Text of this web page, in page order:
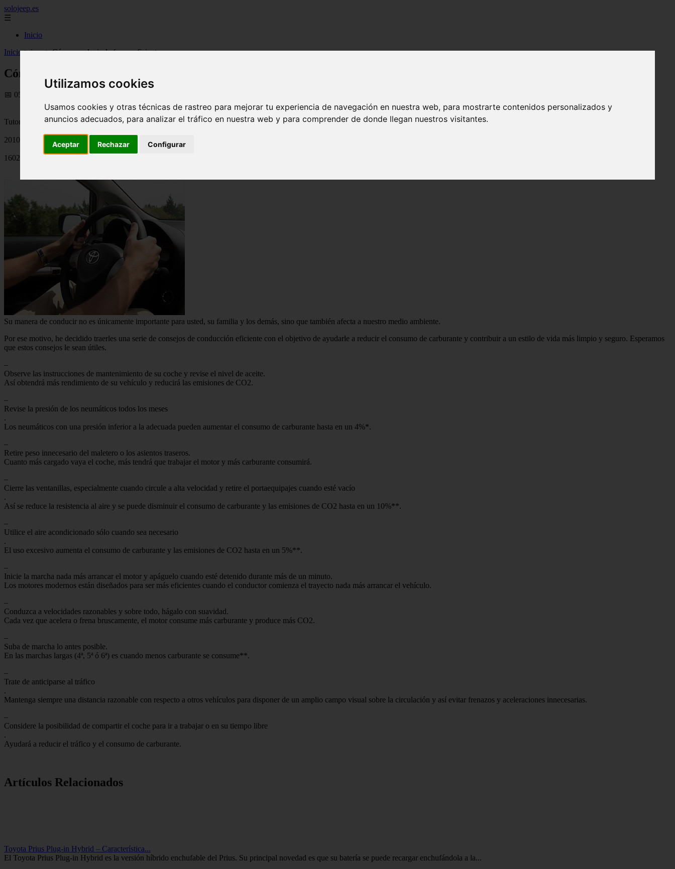
Utilizamos cookies
Usamos cookies y otras técnicas de rastreo para mejorar tu experiencia de navegación en nuestra web, para mostrarte contenidos personalizados y
anuncios adecuados, para analizar el tráfico en nuestra web y para comprender de donde llegan nuestros visitantes.
Aceptar Rechazar Configurar
solojeep.es
☰
Inicio
Inicio > jeep >Cómo conducir de forma eficiente
Cómo conducir de forma eficiente
📅 05/09/2025
Tutoriales para el Auto
2010-05-20
1602
Su manera de conducir no es únicamente importante para usted, su familia y los demás, sino que también afecta a nuestro medio ambiente.
Por ese motivo, he decidido traerles una serie de consejos de conducción eficiente con el objetivo de ayudarle a reducir el consumo de carburante y contribuir a un estilo de vida más limpio y seguro. Esperamos
que estos consejos le sean útiles.
–
Observe las instrucciones de mantenimiento de su coche y revise el nivel de aceite.
Así obtendrá más rendimiento de su vehículo y reducirá las emisiones de CO2.
–
Revise la presión de los neumáticos todos los meses
.
Los neumáticos con una presión inferior a la adecuada pueden aumentar el consumo de carburante hasta en un 4%*.
–
Retire peso innecesario del maletero o los asientos traseros.
Cuanto más cargado vaya el coche, más tendrá que trabajar el motor y más carburante consumirá.
–
Cierre las ventanillas, especialmente cuando circule a alta velocidad y retire el portaequipajes cuando esté vacío
.
Así se reduce la resistencia al aire y se puede disminuir el consumo de carburante y las emisiones de CO2 hasta en un 10%**.
–
Utilice el aire acondicionado sólo cuando sea necesario
.
El uso excesivo aumenta el consumo de carburante y las emisiones de CO2 hasta en un 5%**.
–
Inicie la marcha nada más arrancar el motor y apáguelo cuando esté detenido durante más de un minuto.
Los motores modernos están diseñados para ser más eficientes cuando el conductor comienza el trayecto nada más arrancar el vehículo.
–
Conduzca a velocidades razonables y sobre todo, hágalo con suavidad.
Cada vez que acelera o frena bruscamente, el motor consume más carburante y produce más CO2.
–
Suba de marcha lo antes posible.
En las marchas largas (4ª, 5ª ó 6ª) es cuando menos carburante se consume**.
–
Trate de anticiparse al tráfico
.
Mantenga siempre una distancia razonable con respecto a otros vehículos para disponer de un amplio campo visual sobre la circulación y así evitar frenazos y aceleraciones innecesarias.
–
Considere la posibilidad de compartir el coche para ir a trabajar o en su tiempo libre
.
Ayudará a reducir el tráfico y el consumo de carburante.
Artículos Relacionados
Toyota Prius Plug-in Hybrid – Característica...
El Toyota Prius Plug-in Hybrid es la versión híbrido enchufable del Prius. Su principal novedad es que su batería se puede recargar enchufándola a la...